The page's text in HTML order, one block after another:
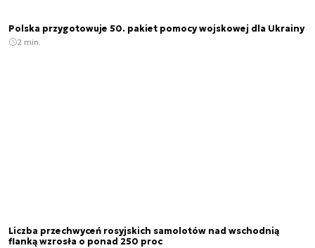
Polska przygotowuje 50. pakiet pomocy wojskowej dla Ukrainy
2 min.
Liczba przechwyceń rosyjskich samolotów nad wschodnią
flanką wzrosła o ponad 250 proc